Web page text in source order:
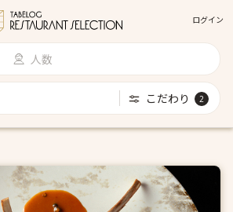
ログイン
人数
こだわり 2